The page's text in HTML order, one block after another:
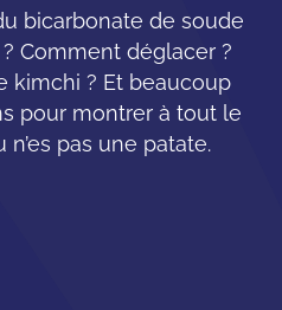
bicarbonate de soude
Comment déglacer ?
kimchi ? Et beaucoup
pour montrer à tout le
pas une patate.